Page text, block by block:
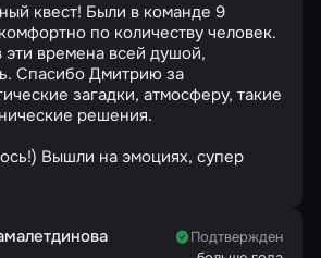
квест! Были в команде 9
по количеству человек.
времена всей душой,
Спасибо Дмитрию за
загадки, атмосферу, такие
решения.
Вышли на эмоциях, супер
Подтвержден